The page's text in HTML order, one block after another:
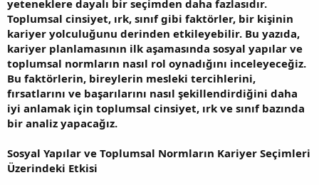
yeteneklere dayalı bir seçimden daha fazlasıdır.
Toplumsal cinsiyet, ırk, sınıf gibi faktörler, bir kişinin
kariyer yolculuğunu derinden etkileyebilir. Bu yazıda,
kariyer planlamasının ilk aşamasında sosyal yapılar ve
toplumsal normların nasıl rol oynadığını inceleyeceğiz.
Bu faktörlerin, bireylerin mesleki tercihlerini,
fırsatlarını ve başarılarını nasıl şekillendirdiğini daha
iyi anlamak için toplumsal cinsiyet, ırk ve sınıf bazında
bir analiz yapacağız.
Sosyal Yapılar ve Toplumsal Normların Kariyer Seçimleri
Üzerindeki Etkisi